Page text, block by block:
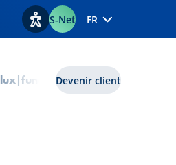
Afficher les options
S-Net FR
lux|funds Devenir client